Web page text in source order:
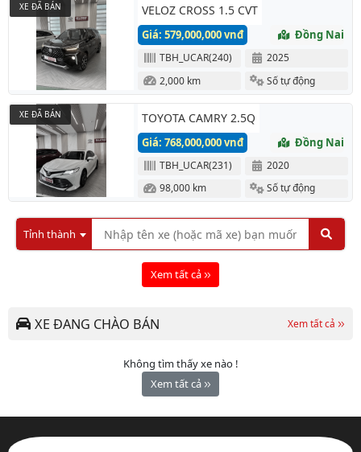
VELOZ CROSS 1.5 CVT
Giá: 579,000,000 vnđ Đồng Nai
TBH_UCAR(240)
2025
2,000 km
Số tự động
XE ĐÃ BÁN
TOYOTA CAMRY 2.5Q
Giá: 768,000,000 vnđ Đồng Nai
TBH_UCAR(231)
2020
98,000 km
Số tự động
XE ĐÃ BÁN
Tỉnh thành
Xem tất cả
XE ĐANG CHÀO BÁN Xem tất cả
Không tìm thấy xe nào !
Xem tất cả